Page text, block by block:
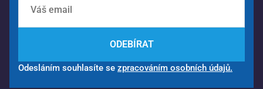
ODEBÍRAT
Odesláním souhlasíte se zpracováním osobních údajů.